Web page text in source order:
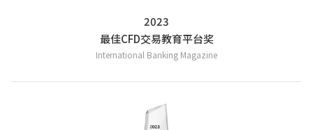
2023
最佳CFD交易教育平台奖
International Banking Magazine